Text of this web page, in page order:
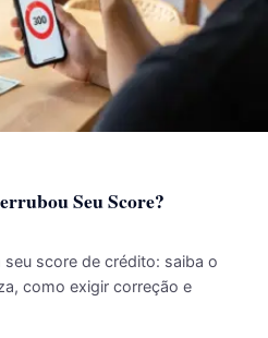
Seu Score?
score de crédito: saiba o
como exigir correção e